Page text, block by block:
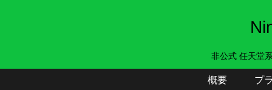
非公式 任天堂
概要 プ